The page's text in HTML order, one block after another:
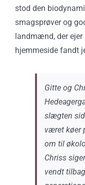
stod den
smagsprøver og
landmænd, der
hjemmeside fandt
Gitte og
slægten
været køer
om til
Chriss
vendt